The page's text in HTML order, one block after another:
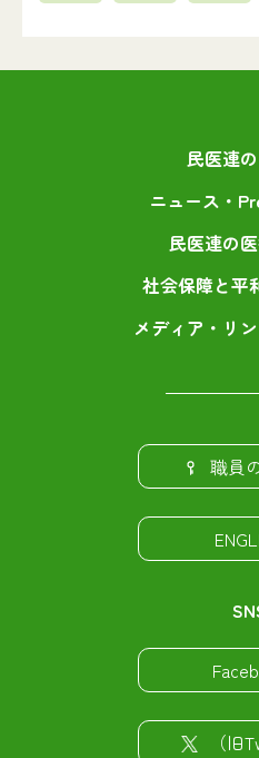
民医連
ニュース・
民医連の
社会保障と平
メディア・リ
職員
（旧